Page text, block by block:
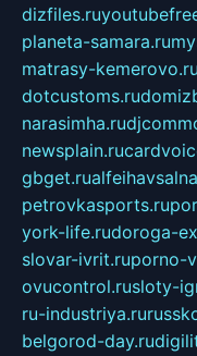
dizfiles.ru
planeta-samara.ru
matrasy-kemerovo.ru
dotcustoms.ru
narasimha.ru
newsplain.ru
gbget.ru
petrovkasports.ru
york-life.rudoroga-
slovar-ivrit.ruporno-
ovucontrol.rusloty-
ru-industriya.ru
belgorod-day.ru